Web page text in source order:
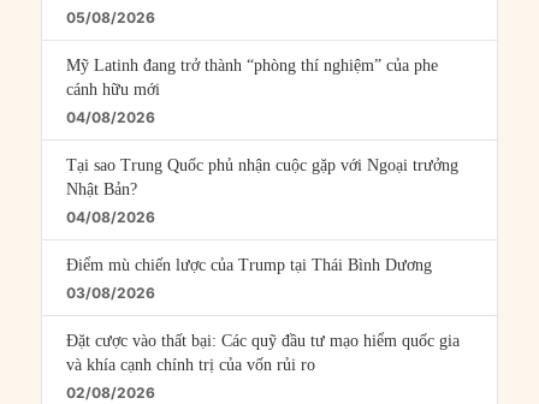
05/08/2026
Mỹ Latinh đang trở thành “phòng thí nghiệm” của phe
cánh hữu mới
04/08/2026
Tại sao Trung Quốc phủ nhận cuộc gặp với Ngoại trưởng
Nhật Bản?
04/08/2026
Điểm mù chiến lược của Trump tại Thái Bình Dương
03/08/2026
Đặt cược vào thất bại: Các quỹ đầu tư mạo hiểm quốc gia
và khía cạnh chính trị của vốn rủi ro
02/08/2026